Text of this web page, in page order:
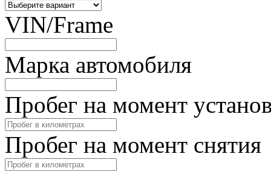
VIN/Frame
Марка автомобиля
Пробег на момент
Пробег на момент снятия